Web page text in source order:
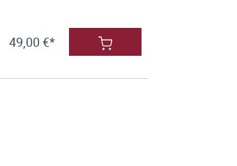
49,00 €*